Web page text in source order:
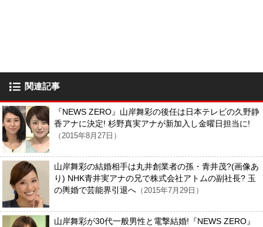
関連記事
『NEWS ZERO』山岸舞彩の後任は日本テレビの久野静
香アナに決定! 杉野真実アナが新加入し金曜日担当に!
（2015年8月27日）
山岸舞彩の結婚相手は丸井創業者の孫・青井茂?(画像あ
り) NHK青井実アナの兄で株式会社アトムの副社長? 玉
の輿婚で芸能界引退へ （2015年7月29日）
山岸舞彩が30代一般男性と電撃結婚!『NEWS ZERO』